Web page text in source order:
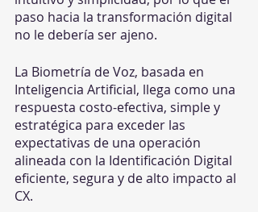
paso hacia la transformación digital
no le debería ser ajeno.
La Biometría de Voz, basada en
Inteligencia Artificial, llega como una
respuesta costo-efectiva, simple y
estratégica para exceder las
expectativas de una operación
alineada con la Identificación Digital
eficiente, segura y de alto impacto al
CX.